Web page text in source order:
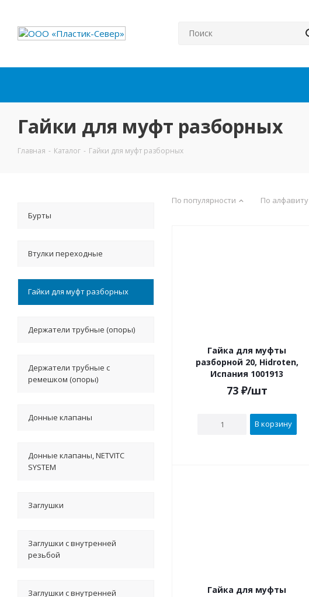
Гайки для муфт разборных
Главная - Каталог - Гайки для муфт разборных
По популярности По алфавиту
Гайка для муфты
разборной 20, Hidroten,
Испания 1001913
73₽/шт
В корзину
Гайка для муфты
Бурты
Втулки переходные
Гайки для муфт разборных
Держатели трубные (опоры)
Держатели трубные с
ремешком (опоры)
Донные клапаны
Донные клапаны, NETVITC
SYSTEM
Заглушки
Заглушки с внутренней
резьбой
Заглушки с внутренней